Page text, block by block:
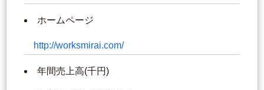
ホームページ
http://worksmirai.com/
年間売上高(千円)